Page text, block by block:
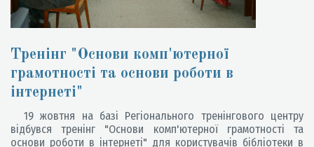
Тренінг "Основи комп'ютерної
грамотності та основи роботи в
інтернеті"
19 жовтня на базі Регіонального тренінгового центру
відбувся тренінг "Основи комп'ютерної грамотності та
основи роботи в інтернеті" для користувачів бібліотеки в